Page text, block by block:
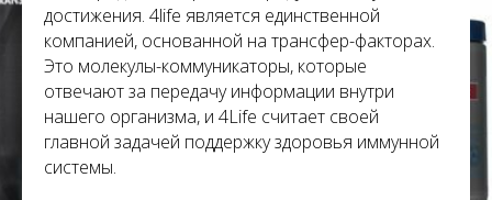
достижения. 4life является единственной
компанией, основанной на трансфер-факторах.
Это молекулы-коммуникаторы, которые
отвечают за передачу информации внутри
нашего организма, и 4Life считает своей
главной задачей поддержку здоровья иммунной
системы.